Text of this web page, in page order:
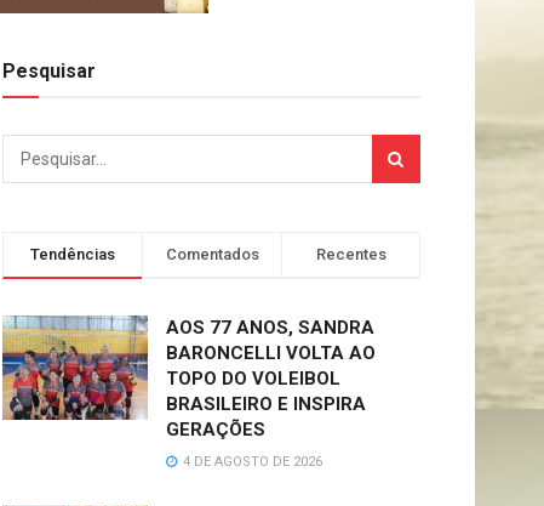
Pesquisar
Tendências Comentados Recentes
AOS 77 ANOS, SANDRA
BARONCELLI VOLTA AO
TOPO DO VOLEIBOL
BRASILEIRO E INSPIRA
GERAÇÕES
4 DE AGOSTO DE 2026